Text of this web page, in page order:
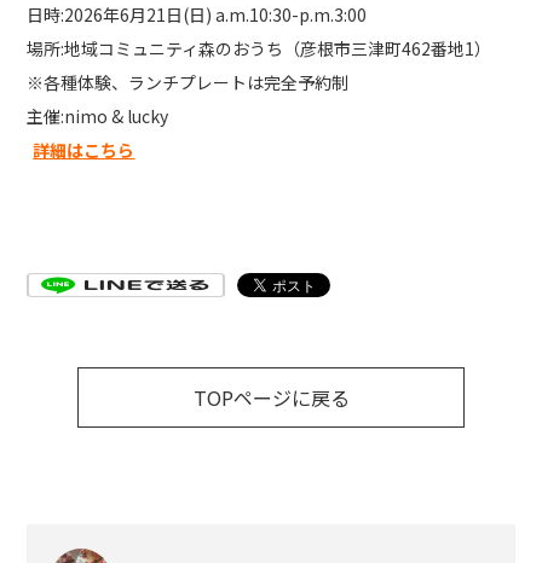
日時:2026年6月21日(日) a.m.10:30-p.m.3:00
場所:地域コミュニティ森のおうち（彦根市三津町462番地1）
※各種体験、ランチプレートは完全予約制
主催:nimo & lucky
詳細はこちら
TOPページに戻る